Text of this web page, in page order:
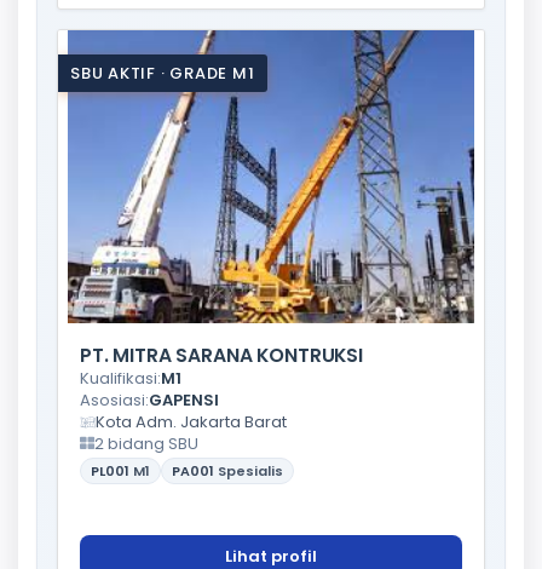
SBU AKTIF · GRADE M1
PT. MITRA SARANA KONTRUKSI
Kualifikasi:M1
Asosiasi:GAPENSI
Kota Adm. Jakarta Barat
2 bidang SBU
PL001 M1 PA001 Spesialis
Lihat profil